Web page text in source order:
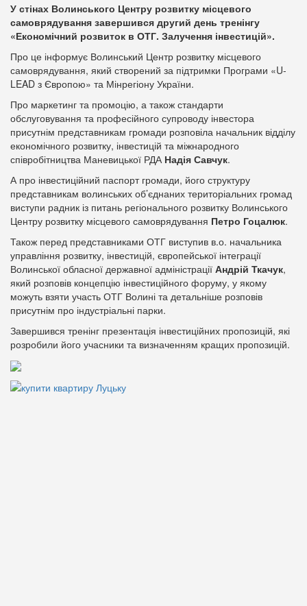
У стінах Волинського Центру розвитку місцевого
самоврядування завершився другий день тренінгу
«Економічний розвиток в ОТГ. Залучення інвестицій».
Про це інформує Волинський Центр розвитку місцевого
самоврядування, який створений за підтримки Програми «U-
LEAD з Європою» та Мінрегіону України.
Про маркетинг та промоцію, а також стандарти
обслуговування та професійного супроводу інвестора
присутнім представникам громади розповіла начальник відділу
економічного розвитку, інвестицій та міжнародного
співробітництва Маневицької РДА Надія Савчук.
А про інвестиційний паспорт громади, його структуру
представникам волинських об’єднаних територіальних громад
виступи радник із питань регіонального розвитку Волинського
Центру розвитку місцевого самоврядування Петро Гоцалюк.
Також перед представниками ОТГ виступив в.о. начальника
управління розвитку, інвестицій, європейської інтеграції
Волинської обласної державної адміністрації Андрій Ткачук,
який розповів концепцію інвестиційного форуму, у якому
можуть взяти участь ОТГ Волині та детальніше розповів
присутнім про індустріальні парки.
Завершився тренінг презентація інвестиційних пропозицій, які
розробили його учасники та визначенням кращих пропозицій.